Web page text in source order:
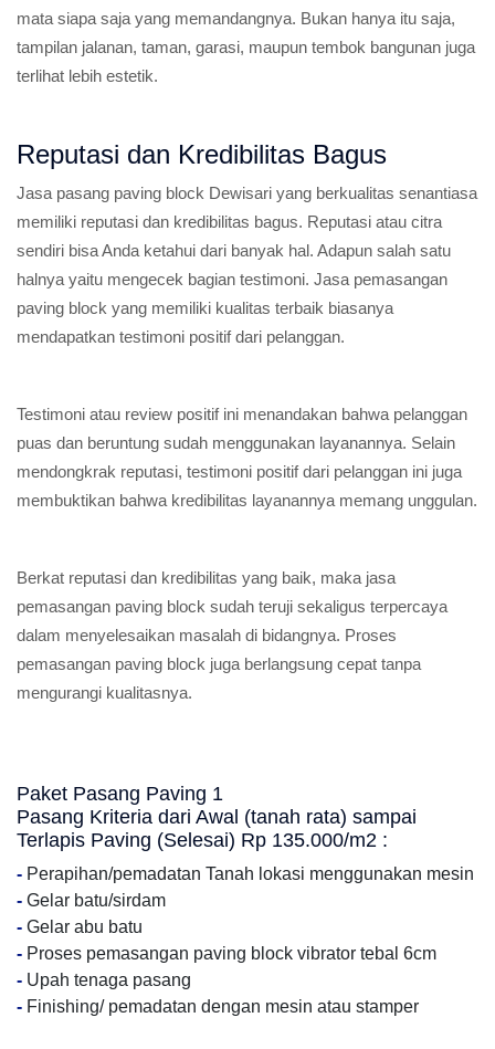
mata siapa saja yang memandangnya. Bukan hanya itu saja,
tampilan jalanan, taman, garasi, maupun tembok bangunan juga
terlihat lebih estetik.
Reputasi dan Kredibilitas Bagus
Jasa pasang paving block Dewisari yang berkualitas senantiasa
memiliki reputasi dan kredibilitas bagus. Reputasi atau citra
sendiri bisa Anda ketahui dari banyak hal. Adapun salah satu
halnya yaitu mengecek bagian testimoni. Jasa pemasangan
paving block yang memiliki kualitas terbaik biasanya
mendapatkan testimoni positif dari pelanggan.
Testimoni atau review positif ini menandakan bahwa pelanggan
puas dan beruntung sudah menggunakan layanannya. Selain
mendongkrak reputasi, testimoni positif dari pelanggan ini juga
membuktikan bahwa kredibilitas layanannya memang unggulan.
Berkat reputasi dan kredibilitas yang baik, maka jasa
pemasangan paving block sudah teruji sekaligus terpercaya
dalam menyelesaikan masalah di bidangnya. Proses
pemasangan paving block juga berlangsung cepat tanpa
mengurangi kualitasnya.
Paket Pasang Paving 1
Pasang Kriteria dari Awal (tanah rata) sampai
Terlapis Paving (Selesai) Rp 135.000/m2 :
- Perapihan/pemadatan Tanah lokasi menggunakan mesin
- Gelar batu/sirdam
- Gelar abu batu
- Proses pemasangan paving block vibrator tebal 6cm
- Upah tenaga pasang
- Finishing/ pemadatan dengan mesin atau stamper